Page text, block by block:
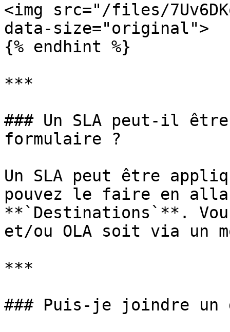
<img src="/files/
data-size="original">
{% endhint %}
***
### Un SLA peut-il
formulaire ?
Un SLA peut être
pouvez le faire en
**`Destinations`**.
et/ou OLA soit via un
***
### Puis-je joindre un